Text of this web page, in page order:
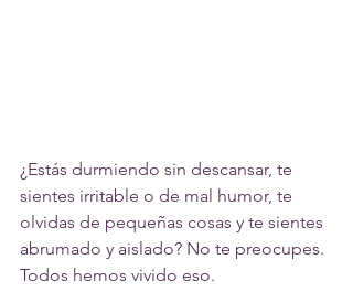
¿Estás durmiendo sin descansar, te
sientes irritable o de mal humor, te
olvidas de pequeñas cosas y te sientes
abrumado y aislado? No te preocupes.
Todos hemos vivido eso.